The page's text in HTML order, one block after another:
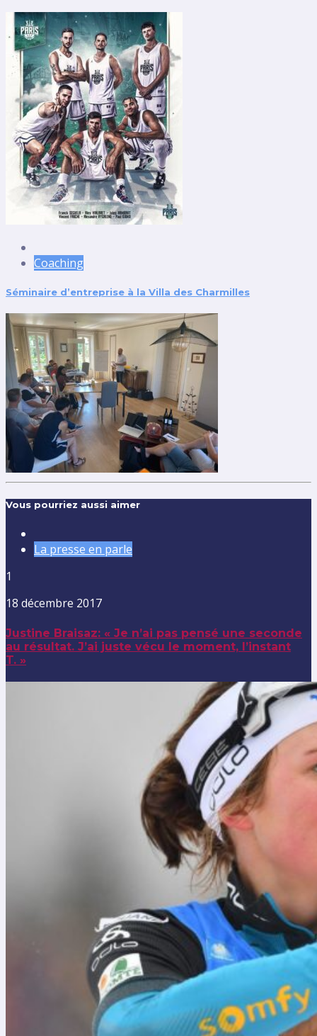
Coaching
Séminaire d’entreprise à la Villa des Charmilles
Vous pourriez aussi aimer
La presse en parle
1
18 décembre 2017
Justine Braisaz: « Je n’ai pas pensé une seconde
au résultat. J’ai juste vécu le moment, l’instant
T. »